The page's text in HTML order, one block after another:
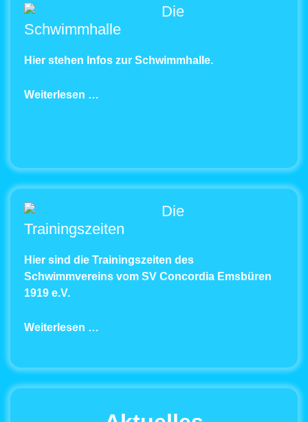
Die
Schwimmhalle
Hier stehen Infos zur Schwimmhalle.
Weiterlesen …
Die
Trainingszeiten
Hier sind die Trainingszeiten des
Schwimmvereins vom SV Concordia Emsbüren
1919 e.V.
Weiterlesen …